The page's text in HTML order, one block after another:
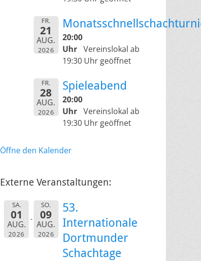
FR.
21
AUG.
2026
20:00
Uhr Vereinslokal ab
19:30 Uhr geöffnet
FR.
28
AUG.
2026
Spieleabend
20:00
Uhr Vereinslokal ab
19:30 Uhr geöffnet
Öffne den Kalender
Externe Veranstaltungen:
SA.
01
AUG.
2026
SO.
09
AUG.
2026
53.
Internationale
Dortmunder
Schachtage